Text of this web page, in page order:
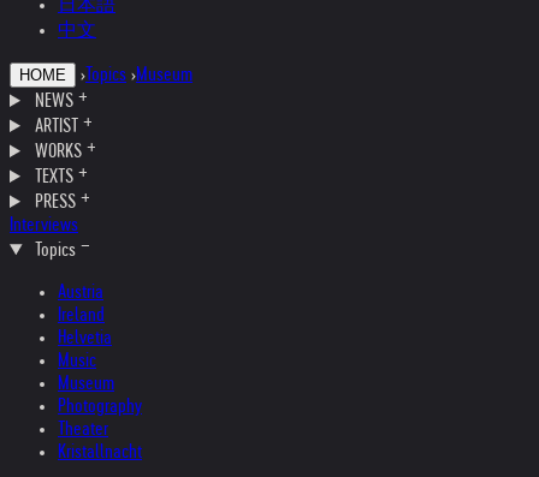
日本語
中文
HOME › Topics ›Museum
NEWS
ARTIST
WORKS
TEXTS
PRESS
Interviews
Topics
Austria
Ireland
Helvetia
Music
Museum
Photography
Theater
Kristallnacht